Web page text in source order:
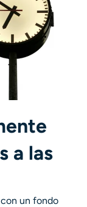
a las
un fondo